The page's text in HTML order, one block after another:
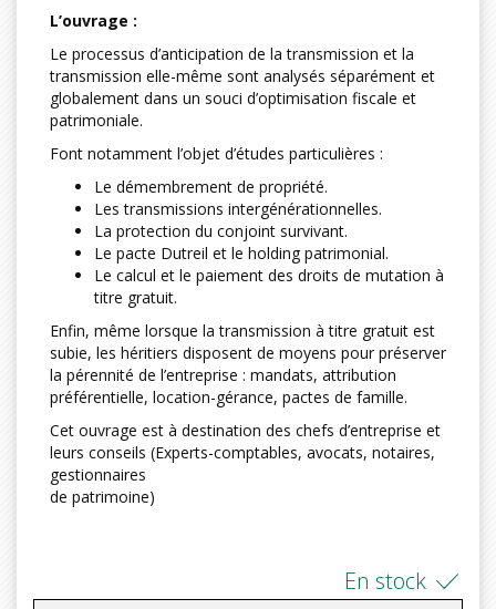
L’ouvrage :
Le processus d’anticipation de la transmission et la
transmission elle-même sont analysés séparément et
globalement dans un souci d’optimisation fiscale et
patrimoniale.
Font notamment l’objet d’études particulières :
Le démembrement de propriété.
Les transmissions intergénérationnelles.
La protection du conjoint survivant.
Le pacte Dutreil et le holding patrimonial.
Le calcul et le paiement des droits de mutation à
titre gratuit.
Enfin, même lorsque la transmission à titre gratuit est
subie, les héritiers disposent de moyens pour préserver
la pérennité de l’entreprise : mandats, attribution
préférentielle, location-gérance, pactes de famille.
Cet ouvrage est à destination des chefs d’entreprise et
leurs conseils (Experts-comptables, avocats, notaires,
gestionnaires
de patrimoine)
En stock